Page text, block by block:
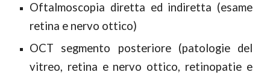
Oftalmoscopia diretta ed indiretta (esame
retina e nervo ottico)
OCT segmento posteriore (patologie del
vitreo, retina e nervo ottico, retinopatie e